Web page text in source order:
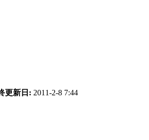
更新日: 2011-2-8 7:44